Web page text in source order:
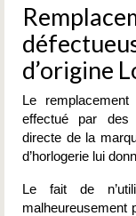
d’origine
Le
effectué par des
directe de la
d’horlogerie lui
Le fait de
malheureusement